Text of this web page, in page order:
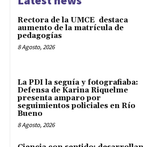
Rectora de la UMCE destaca
aumento de la matrícula de
pedagogías
8 Agosto, 2026
La PDI la seguía y fotografiaba:
Defensa de Karina Riquelme
presenta amparo por
seguimientos policiales en Río
Bueno
8 Agosto, 2026